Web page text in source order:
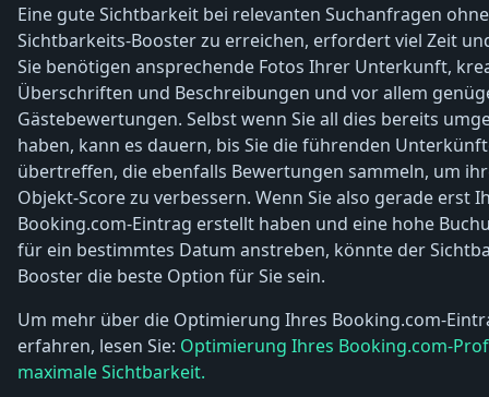
Eine gute Sichtbarkeit bei relevanten Suchanfragen
Sichtbarkeits-Booster zu erreichen, erfordert viel Zeit
Sie benötigen ansprechende Fotos Ihrer Unterkunft,
Überschriften und Beschreibungen und vor allem
Gästebewertungen. Selbst wenn Sie all dies bereits
haben, kann es dauern, bis Sie die führenden
übertreffen, die ebenfalls Bewertungen sammeln, um
Objekt-Score zu verbessern. Wenn Sie also gerade erst
Booking.com-Eintrag erstellt haben und eine hohe
für ein bestimmtes Datum anstreben, könnte der
Booster die beste Option für Sie sein.
Um mehr über die Optimierung Ihres Booking.com-
erfahren, lesen Sie: Optimierung Ihres Booking.com-
maximale Sichtbarkeit.